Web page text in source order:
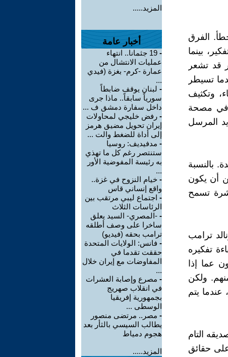
الفرق
بينما
قد تشعر
تسيطر
وتكثيف
في مصحة
المرسل
بالنسبة
أن يكون
تسمح
ترامب
تفكيره
عما إذا
ولكن
يتم
التام
على حقائق
المزيد.....
أخبار عامة
-
19 جثمانا.. انتهاء
عمليات الانتشال من
عمارة -كرم- بغزة (فيدي
...
- لبنان يوقف ضابطاً
سورياً سابقاً.. ماذا جرى
داخل سفارة دمشق ف ...
- رفض خليجي لمحاولات
إيران تحويل مضيق هرمز
إلى أداة للضغط والت ...
- مدفيديف: روسيا
ستنتصر رغم كل ما تهذي
به رئيسة المفوضية الأور
...
- خيام النزوح في غزة..
واقع إنساني قاس
- اجتماع ليبي مرتقب بين
الرئاسات الثلاث
- -المصري- السيد يعلق
ساخرا على وصف أطلقه
ترامب بحقه (فيديو)
- فانس: الولايات المتحدة
حققت تقدما في
المفاوضات مع إيران خلال
...
- مصرع وإصابة العشرات
في انقلاب صهريج
بجمهورية إفريقيا
الوسطى ...
- مصر.. مرتضى منصور
يطالب السيسي بالثأر بعد
هجوم دمياط
المزيد.....